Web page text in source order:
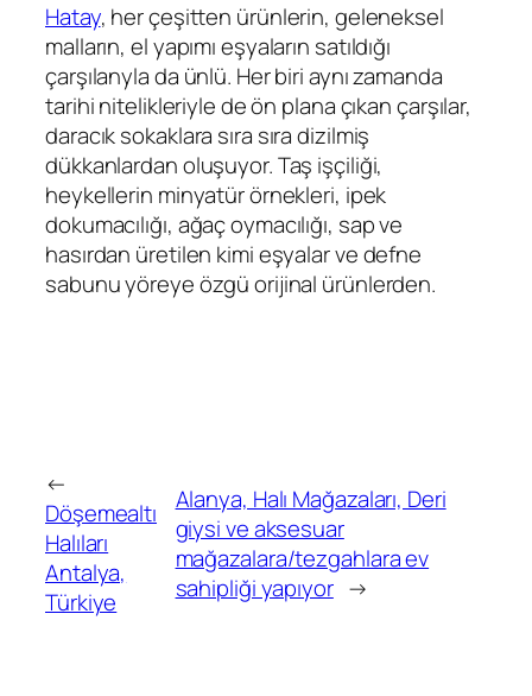
Hatay, her çeşitten ürünlerin, geleneksel
malların, el yapımı eşyaların satıldığı
çarşılanyla da ünlü. Her biri aynı zamanda
tarihi nitelikleriyle de ön plana çıkan çarşılar,
daracık sokaklara sıra sıra dizilmiş
dükkanlardan oluşuyor. Taş işçiliği,
heykellerin minyatür örnekleri, ipek
dokumacılığı, ağaç oymacılığı, sap ve
hasırdan üretilen kimi eşyalar ve defne
sabunu yöreye özgü orijinal ürünlerden.
←
Döşemealtı
Halıları
Antalya,
Türkiye
Alanya, Halı Mağazaları, Deri
giysi ve aksesuar
mağazalara/tezgahlara ev
sahipliği yapıyor →